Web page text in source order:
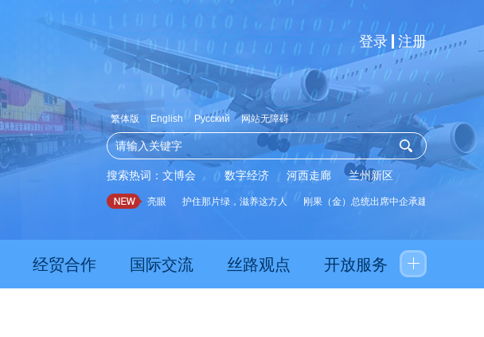
登录 注册
繁体版 English Русский 网站无障碍
搜索热词： 文博会 数字经济 河西走廊 兰州新区
甘肃上半年新质生产力发展数据亮眼 护住那片绿，滋养这方人 刚果（金）总统出席中企承建水厂启用仪式
经贸合作 国际交流 丝路观点 开放服务